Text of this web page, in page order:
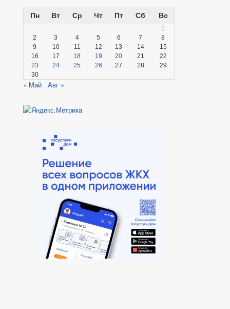
Пн
Вт Ср Чт Пт Сб Вс
1
2
3 4 5 6 7
8
9
10 11 12 13 14
15
16
17 18 19 20 21
22
23
24 25 26 27 28
29
30
« Май Авг »